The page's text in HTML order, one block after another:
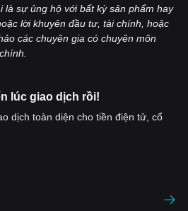
là sự ủng hộ với bất kỳ sản phẩm hay
lời khuyên đầu tư, tài chính, hoặc
các chuyên gia có chuyên môn
lúc giao dịch rồi!
dịch toàn diện cho tiền điện tử, cổ